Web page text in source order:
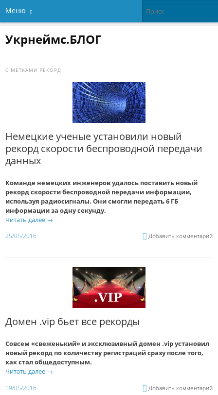
Меню
Укрнеймс.БЛОГ
С МЕТКАМИ РЕКОРД
Немецкие ученые установили новый
рекорд скорости беспроводной передачи
данных
Команде немецких инженеров удалось поставить новый
рекорд скорости беспроводной передачи информации,
используя радиосигналы. Они смогли передать 6 ГБ
информации за одну секунду.
Читать далее →
25/05/2016 Добавить комментарий
Домен .vip бьет все рекорды
Совсем «свеженький» и эксклюзивный домен .vip установил
новый рекорд по количеству регистраций сразу после того,
как стал общедоступным.
Читать далее →
19/05/2016 Добавить комментарий